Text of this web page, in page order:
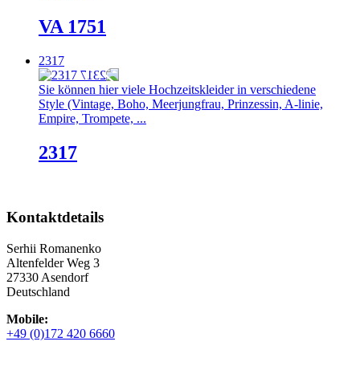
VA 1751
2317
Sie können hier viele Hochzeitskleider in verschiedene
Style (Vintage, Boho, Meerjungfrau, Prinzessin, A-linie,
Empire, Trompete, ...
2317
Kontaktdetails
Serhii Romanenko
Altenfelder Weg 3
27330 Asendorf
Deutschland
Mobile:
+49 (0)172 420 6660